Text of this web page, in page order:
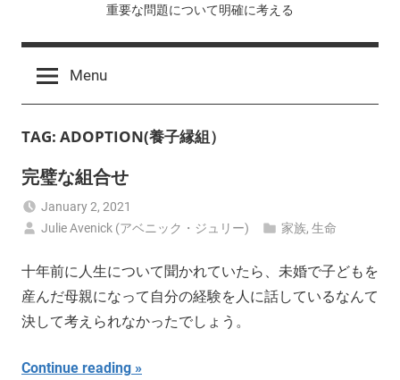
重要な問題について明確に考える
Menu
TAG: ADOPTION(養子縁組）
完璧な組合せ
January 2, 2021
Julie Avenick (アベニック・ジュリー)
家族,生命
十年前に人生について聞かれていたら、未婚で子どもを
産んだ母親になって自分の経験を人に話しているなんて
決して考えられなかったでしょう。
Continue reading